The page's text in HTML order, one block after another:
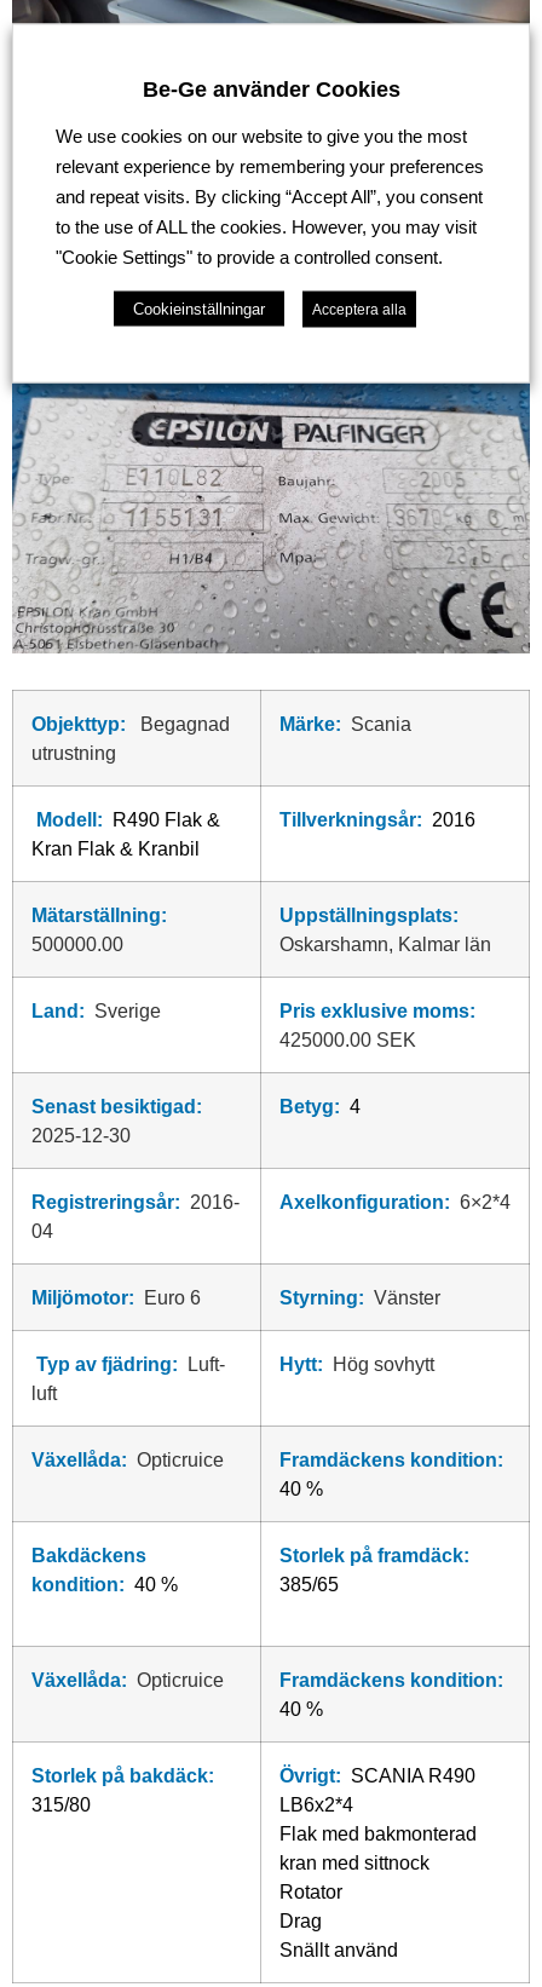
Objekttyp: Begagnad
utrustning
Märke: Scania
Modell: R490 Flak &
Kran Flak & Kranbil
Tillverkningsår: 2016
Mätarställning:
500000.00
Uppställningsplats:
Oskarshamn, Kalmar län
Land: Sverige
Pris exklusive moms:
425000.00 SEK
Senast besiktigad:
2025-12-30
Betyg: 4
Registreringsår: 2016-
04
Axelkonfiguration: 6×2*4
Miljömotor: Euro 6 Styrning: Vänster
Typ av fjädring: Luft-
luft
Hytt: Hög sovhytt
Växellåda: Opticruice
Framdäckens kondition:
40 %
Bakdäckens
kondition: 40 %
Storlek på framdäck:
385/65
Växellåda: Opticruice
Framdäckens kondition:
40 %
Storlek på bakdäck:
315/80
Övrigt: SCANIA R490
LB6x2*4
Flak med bakmonterad
kran med sittnock
Rotator
Drag
Snällt använd
Be-Ge använder Cookies
We use cookies on our website to give you the most
relevant experience by remembering your preferences
and repeat visits. By clicking “Accept All”, you consent
to the use of ALL the cookies. However, you may visit
"Cookie Settings" to provide a controlled consent.
Cookieinställningar Acceptera alla